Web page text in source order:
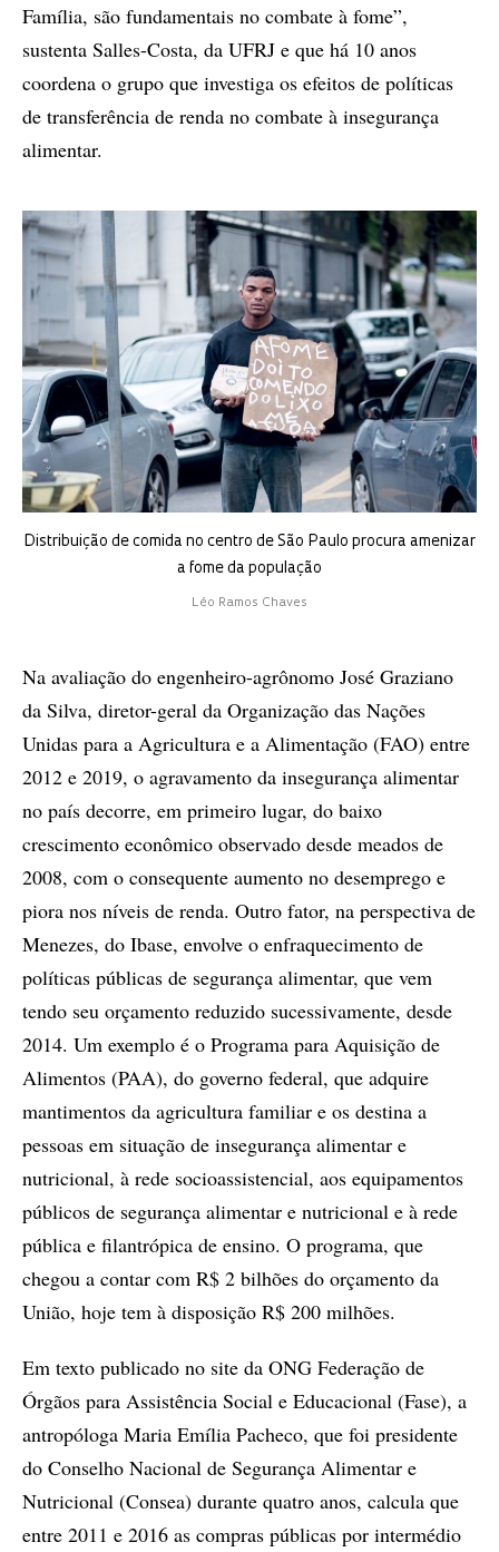
Família, são fundamentais no combate à fome”,
sustenta Salles-Costa, da UFRJ e que há 10 anos
coordena o grupo que investiga os efeitos de políticas
de transferência de renda no combate à insegurança
alimentar.
Distribuição de comida no centro de São Paulo procura amenizar
a fome da população
Léo Ramos Chaves
Na avaliação do engenheiro-agrônomo José Graziano
da Silva, diretor-geral da Organização das Nações
Unidas para a Agricultura e a Alimentação (FAO) entre
2012 e 2019, o agravamento da insegurança alimentar
no país decorre, em primeiro lugar, do baixo
crescimento econômico observado desde meados de
2008, com o consequente aumento no desemprego e
piora nos níveis de renda. Outro fator, na perspectiva de
Menezes, do Ibase, envolve o enfraquecimento de
políticas públicas de segurança alimentar, que vem
tendo seu orçamento reduzido sucessivamente, desde
2014. Um exemplo é o Programa para Aquisição de
Alimentos (PAA), do governo federal, que adquire
mantimentos da agricultura familiar e os destina a
pessoas em situação de insegurança alimentar e
nutricional, à rede socioassistencial, aos equipamentos
públicos de segurança alimentar e nutricional e à rede
pública e filantrópica de ensino. O programa, que
chegou a contar com R$ 2 bilhões do orçamento da
União, hoje tem à disposição R$ 200 milhões.
Em texto publicado no site da ONG Federação de
Órgãos para Assistência Social e Educacional (Fase), a
antropóloga Maria Emília Pacheco, que foi presidente
do Conselho Nacional de Segurança Alimentar e
Nutricional (Consea) durante quatro anos, calcula que
entre 2011 e 2016 as compras públicas por intermédio